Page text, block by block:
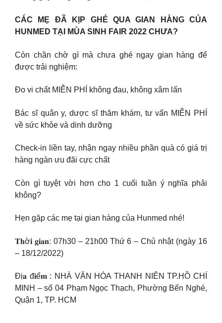
CÁC MẸ ĐÃ KỊP GHÉ QUA GIAN HÀNG CỦA
HUNMED TẠI MÙA SINH FAIR 2022 CHƯA?
Còn chần chờ gì mà chưa ghé ngay gian hàng để
được trải nghiệm:
Đo vi chất MIỄN PHÍ không đau, không xâm lấn
Bác sĩ quân y, dược sĩ thăm khám, tư vấn MIỄN PHÍ
về sức khỏe và dinh dưỡng
Check-in liền tay, nhận ngay nhiều phần quà có giá trị
hàng ngàn ưu đãi cực chất
Còn gì tuyệt vời hơn cho 1 cuối tuần ý nghĩa phải
không?
Hẹn gặp các mẹ tại gian hàng của Hunmed nhé!
𝐓𝐡ờ𝐢 𝐠𝐢𝐚𝐧: 07h30 – 21h00 Thứ 6 – Chủ nhật (ngày 16
– 18/12/2022)
Đị𝐚 đ𝐢ể𝐦 : NHÀ VĂN HÓA THANH NIÊN TP.HỒ CHÍ
MINH – số 04 Phạm Ngọc Thạch, Phường Bến Nghé,
Quận 1, TP. HCM